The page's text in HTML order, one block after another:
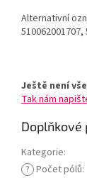
Alternativní
510062001707,
Ještě není
Tak nám
Kategorie:
? Počet pólů: